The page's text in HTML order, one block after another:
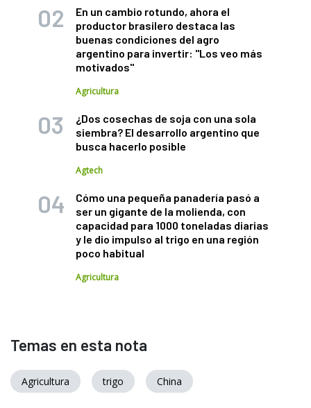
En un cambio rotundo, ahora el
productor brasilero destaca las
buenas condiciones del agro
argentino para invertir: "Los veo más
motivados"
Agricultura
¿Dos cosechas de soja con una sola
siembra? El desarrollo argentino que
busca hacerlo posible
Agtech
Cómo una pequeña panadería pasó a
ser un gigante de la molienda, con
capacidad para 1000 toneladas diarias
y le dio impulso al trigo en una región
poco habitual
Agricultura
Temas en esta nota
Agricultura trigo China